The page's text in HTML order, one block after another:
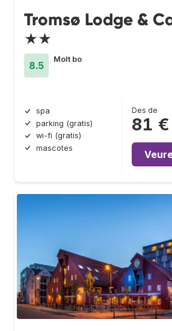
Tromsø Lodge &
★★
8.5
Molt bo
spa
parking (gratis)
wi-fi (gratis)
mascotes
Des de
81 €